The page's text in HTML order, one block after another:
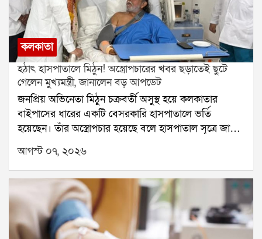
কলকাতা
হঠাৎ হাসপাতালে মিঠুন! অস্ত্রোপচারের খবর ছড়াতেই ছুটে
গেলেন মুখ্যমন্ত্রী, জানালেন বড় আপডেট
জনপ্রিয় অভিনেতা মিঠুন চক্রবর্তী অসুস্থ হয়ে কলকাতার
বাইপাসের ধারের একটি বেসরকারি হাসপাতালে ভর্তি
হয়েছেন। তাঁর অস্ত্রোপচার হয়েছে বলে হাসপাতাল সূত্রে জানা
গিয়েছে। শুক্রবার সকালে তাঁকে দেখতে হাসপাতালে পৌঁছান
মুখ্যমন্ত্রী শুভেন্দু অধিকারী। তাঁর সঙ্গে ছিলেন যাদবপুরের
বিধায়ক শর্বরী মুখোপাধ্যায়-সহ অন্যরা। মুখ্যমন্ত্রী অভিনেতার
সঙ্গে দেখা করার পাশাপাশি চিকিৎসকদের সঙ্গেও কথা বলে
তাঁর শারীরিক অবস্থার খোঁজ নেন।গত কয়েক বছরে
সক্রিয়ভাবে রাজনীতির সঙ্গে যুক্ত হয়েছেন মিঠুন চক্রবর্তী।
বিজেপিতে যোগ দেওয়ার পর একাধিক নির্বাচনী প্রচারে
আগস্ট ০৭, ২০২৬